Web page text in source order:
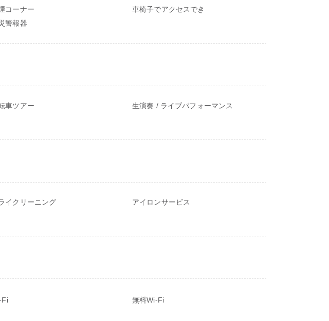
コーナー
車椅子でアクセスでき
警報器
車ツアー
生演奏 / ライブパフォーマンス
イクリーニング
アイロンサービス
Fi 無料Wi-Fi